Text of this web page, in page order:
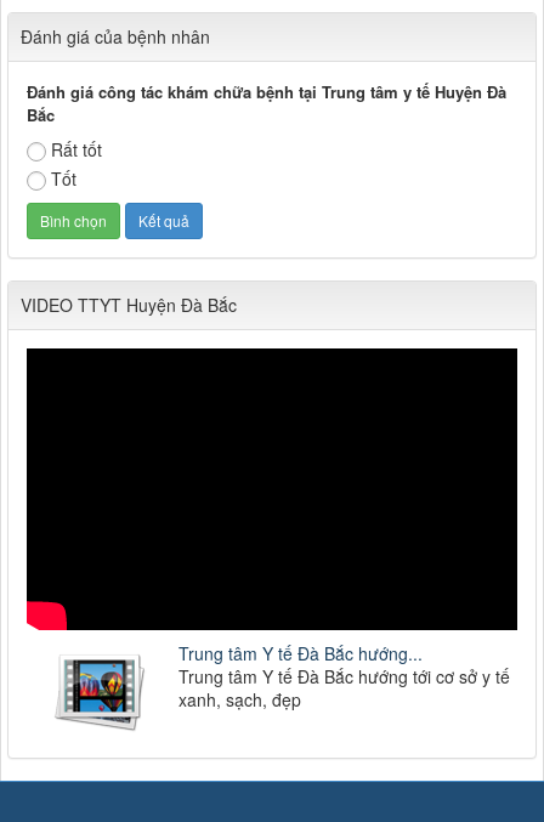
Đánh giá của bệnh nhân
Đánh giá công tác khám chữa bệnh tại Trung tâm y tế Huyện Đà
Bắc
Rất tốt
Tốt
VIDEO TTYT Huyện Đà Bắc
Trung tâm Y tế Đà Bắc hướng...
Trung tâm Y tế Đà Bắc hướng tới cơ sở y tế
xanh, sạch, đẹp